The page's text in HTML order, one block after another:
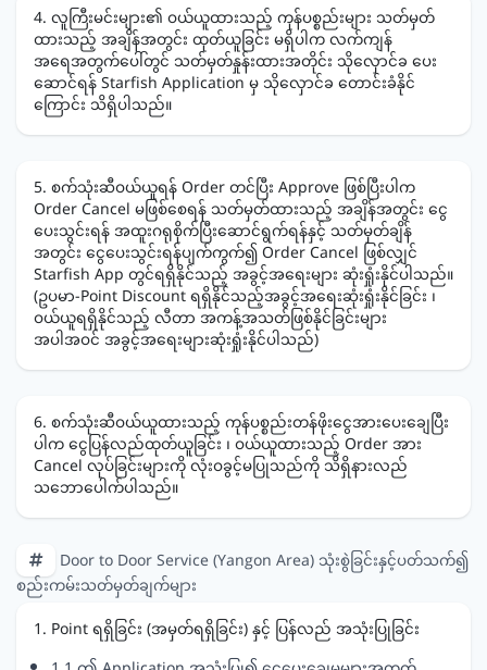
4. လူကြီးမင်းများ၏ ဝယ်ယူထားသည့် ကုန်ပစ္စည်းများ သတ်မှတ်
ထားသည့် အချိန်အတွင်း ထုတ်ယူခြင်း မရှိပါက လက်ကျန်
အရေအတွက်ပေါ်တွင် သတ်မှတ်နှုန်းထားအတိုင်း သိုလှောင်ခ ပေး
ဆောင်ရန် Starfish Application မှ သိုလှောင်ခ တောင်းခံနိုင်
ကြောင်း သိရှိပါသည်။
5. စက်သုံးဆီဝယ်ယူရန် Order တင်ပြီး Approve ဖြစ်ပြီးပါက
Order Cancel မဖြစ်စေရန် သတ်မှတ်ထားသည့် အချိန်အတွင်း ငွေ
ပေးသွင်းရန် အထူးဂရုစိုက်ပြီးဆောင်ရွက်ရန်နှင့် သတ်မှတ်ချိန်
အတွင်း ငွေပေးသွင်းရန်ပျက်ကွက်၍ Order Cancel ဖြစ်လျှင်
Starfish App တွင်ရရှိနိုင်သည့် အခွင့်အရေးများ ဆုံးရှုံးနိုင်ပါသည်။
(ဥပမာ-Point Discount ရရှိနိုင်သည့်အခွင့်အရေးဆုံးရှုံးနိုင်ခြင်း ၊
ဝယ်ယူရရှိနိုင်သည့် လီတာ အကန့်အသတ်ဖြစ်နိုင်ခြင်းများ
အပါအဝင် အခွင့်အရေးများဆုံးရှုံးနိုင်ပါသည်)
6. စက်သုံးဆီဝယ်ယူထားသည့် ကုန်ပစ္စည်းတန်ဖိုးငွေအားပေးချေပြီး
ပါက ငွေပြန်လည်ထုတ်ယူခြင်း ၊ ဝယ်ယူထားသည့် Order အား
Cancel လုပ်ခြင်းများကို လုံးဝခွင့်မပြုသည်ကို သိရှိနားလည်
သဘောပေါက်ပါသည်။
Door to Door Service (Yangon Area) သုံးစွဲခြင်းနှင့်ပတ်သက်၍
စည်းကမ်းသတ်မှတ်ချက်များ
1. Point ရရှိခြင်း (အမှတ်ရရှိခြင်း) နှင့် ပြန်လည် အသုံးပြုခြင်း